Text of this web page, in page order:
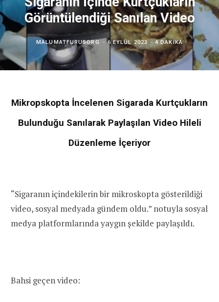
Görüntülendiği Sanılan Video
MALUMATFURUSORG 6 EYLÜL 2023 4 DAKIKA
Mikropskopta İncelenen Sigarada Kurtçukların
Bulunduğu Sanılarak Paylaşılan Video Hileli
Düzenleme İçeriyor
“Sigaranın içindekilerin bir mikroskopta gösterildiği
video, sosyal medyada gündem oldu.” notuyla sosyal
medya platformlarında yaygın şekilde paylaşıldı.
Bahsi geçen video: